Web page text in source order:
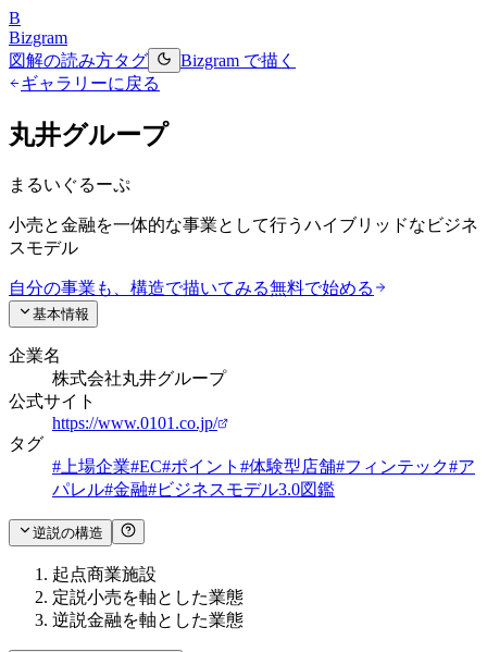
B
Bizgram
図解の読み方タグ
Bizgram で描く
ギャラリーに戻る
丸井グループ
まるいぐるーぷ
小売と金融を一体的な事業として行うハイブリッドなビジネ
スモデル
自分の事業も、構造で描いてみる無料で始める
基本情報
企業名
株式会社丸井グループ
公式サイト
https://www.0101.co.jp/
タグ
# 上場企業#EC#ポイント #体験型店舗#フィンテック#ア
パレル#金融#ビジネスモデル3.0図鑑
逆説の構造
起点商業施設
定説小売を軸とした業態
逆説金融を軸とした業態